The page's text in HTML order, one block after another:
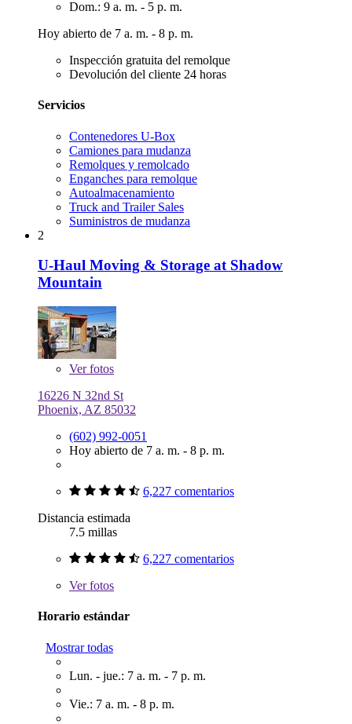
Dom.: 9 a. m. - 5 p. m.
Hoy abierto de 7 a. m. - 8 p. m.
Inspección gratuita del remolque
Devolución del cliente 24 horas
Servicios
Contenedores U-Box
Camiones para mudanza
Remolques y remolcado
Enganches para remolque
Autoalmacenamiento
Truck and Trailer Sales
Suministros de mudanza
2
U-Haul Moving & Storage at Shadow
Mountain
Verfotos
16226 N 32nd St
Phoenix, AZ 85032
(602) 992-0051
Hoy abierto de 7 a. m. - 8 p. m.
6,227 comentarios
Distancia estimada
7.5 millas
6,227 comentarios
Verfotos
Horario estándar
Mostrar todas
Lun. - jue.: 7 a. m. - 7 p. m.
Vie.: 7 a. m. - 8 p. m.